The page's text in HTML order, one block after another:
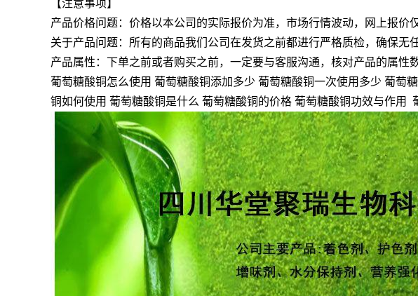
【注意事项】
产品价格问题：价格以本公司的实际报价为准，市场行情波动，网上报价
关于产品问题：所有的商品我们公司在发货之前都进行严格质检，确保无
产品属性：下单之前或者购买之前，一定要与客服沟通，核对产品的属性
葡萄糖酸铜怎么使用 葡萄糖酸铜添加多少 葡萄糖酸铜一次使用多少 葡萄
铜如何使用 葡萄糖酸铜是什么 葡萄糖酸铜的价格 葡萄糖酸铜功效与作用